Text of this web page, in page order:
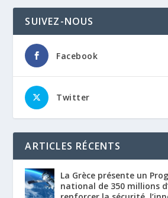
SUIVEZ-NOUS
Facebook
Twitter
ARTICLES RÉCENTS
La Grèce présente un
national de 350 millions